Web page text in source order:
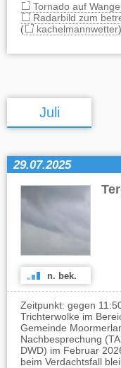
Tornado auf
Radarbild zum
(
kachelmannwetter)
Juli
29.07.2025
n. bek.
Zeitpunkt: gegen
Trichterwolke im
Gemeinde
Nachbesprechung
DWD) im Februar
beim Verdachtsfall